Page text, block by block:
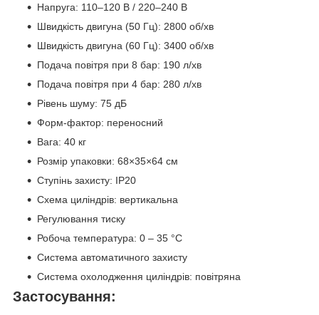
Напруга: 110–120 В / 220–240 В
Швидкість двигуна (50 Гц): 2800 об/хв
Швидкість двигуна (60 Гц): 3400 об/хв
Подача повітря при 8 бар: 190 л/хв
Подача повітря при 4 бар: 280 л/хв
Рівень шуму: 75 дБ
Форм-фактор: переносний
Вага: 40 кг
Розмір упаковки: 68×35×64 см
Ступінь захисту: IP20
Схема циліндрів: вертикальна
Регулювання тиску
Робоча температура: 0 – 35 °C
Система автоматичного захисту
Система охолодження циліндрів: повітряна
Застосування: